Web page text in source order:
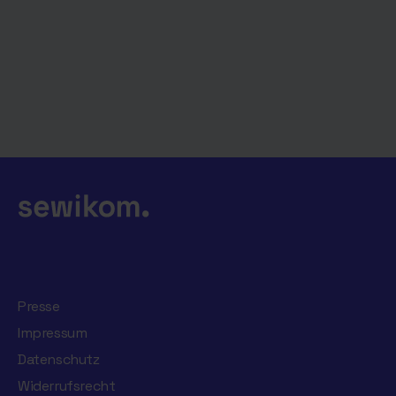
Presse
Impressum
Datenschutz
Widerrufsrecht